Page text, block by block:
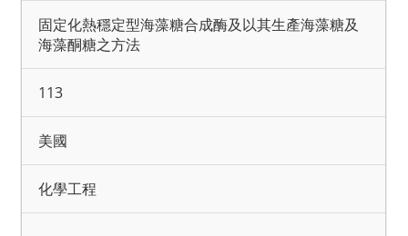
固定化熱穩定型海藻糖合成酶及以其生產海藻糖及
海藻酮糖之方法
113
美國
化學工程